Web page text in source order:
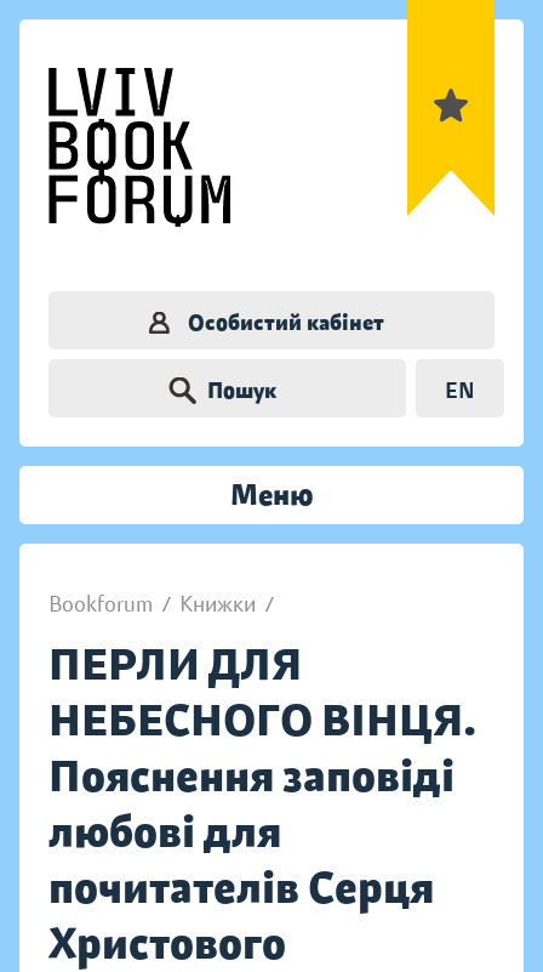
Особистий кабінет
Пошук EN
Меню
Bookforum / Книжки /
ПЕРЛИ ДЛЯ
НЕБЕСНОГО ВІНЦЯ.
Пояснення заповіді
любові для
почитателів Серця
Христового